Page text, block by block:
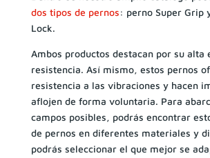
dos tipos de pernos: perno Super Grip
Lock.
Ambos productos destacan por su alta
resistencia. Así mismo, estos pernos
resistencia a las vibraciones y hacen
aflojen de forma voluntaria. Para
campos posibles, podrás encontrar
de pernos en diferentes materiales y
podrás seleccionar el que mejor se